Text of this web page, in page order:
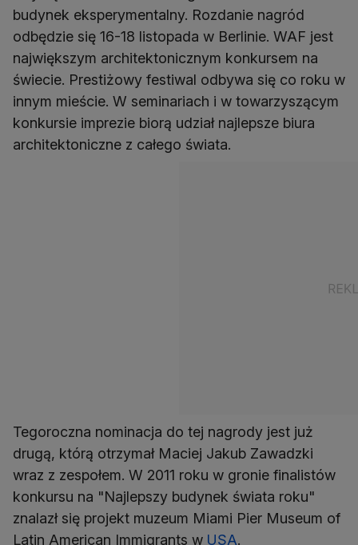
budynek eksperymentalny. Rozdanie nagród
odbędzie się 16-18 listopada w Berlinie. WAF jest
największym architektonicznym konkursem na
świecie. Prestiżowy festiwal odbywa się co roku w
innym mieście. W seminariach i w towarzyszącym
konkursie imprezie biorą udział najlepsze biura
architektoniczne z całego świata.
Tegoroczna nominacja do tej nagrody jest już
drugą, którą otrzymał Maciej Jakub Zawadzki
wraz z zespołem. W 2011 roku w gronie finalistów
konkursu na "Najlepszy budynek świata roku"
znalazł się projekt muzeum Miami Pier Museum of
Latin American Immigrants w USA.